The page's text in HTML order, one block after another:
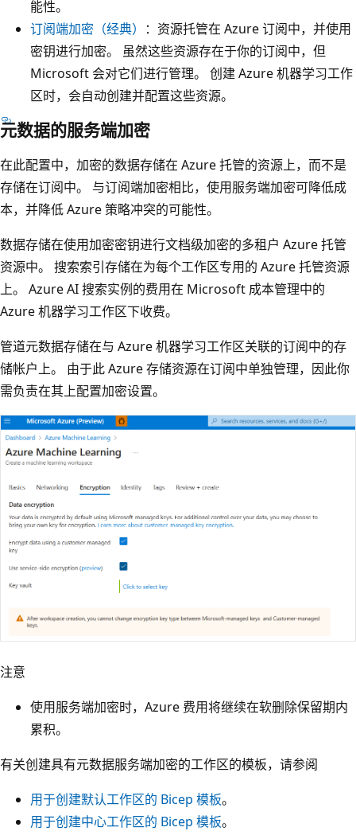
能性。
订阅端加密（经典）
：资源托管在 Azure 订阅中，并使用
密钥进行加密。 虽然这些资源存在于你的订阅中，但
Microsoft 会对它们进行管理。 创建 Azure 机器学习工作
区时，会自动创建并配置这些资源。
元数据的服务端加密
在此配置中，加密的数据存储在 Azure 托管的资源上，而不是
存储在订阅中。 与订阅端加密相比，使用服务端加密可降低成
本，并降低 Azure 策略冲突的可能性。
数据存储在使用加密密钥进行文档级加密的多租户 Azure 托管
资源中。 搜索索引存储在为每个工作区专用的 Azure 托管资源
上。 Azure AI 搜索实例的费用在 Microsoft 成本管理中的
Azure 机器学习工作区下收费。
管道元数据存储在与 Azure 机器学习工作区关联的订阅中的存
储帐户上。 由于此 Azure 存储资源在订阅中单独管理，因此你
需负责在其上配置加密设置。
注意
使用服务端加密时，Azure 费用将继续在软删除保留期内
累积。
有关创建具有元数据服务端加密的工作区的模板，请参阅
用于创建默认工作区的 Bicep 模板。
用于创建中心工作区的 Bicep 模板。